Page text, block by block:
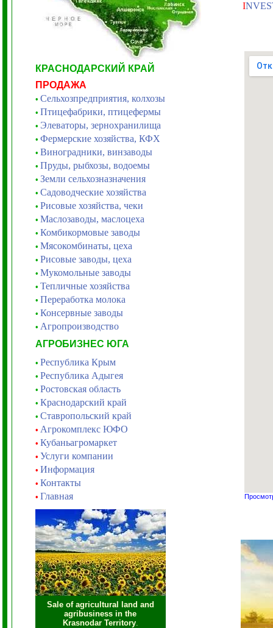
КРАСНОДАРСКИЙ КРАЙ
ПРОДАЖА
• Сельхозпредприятия, колхозы
• Птицефабрики, птицефермы
• Элеваторы, зернохранилища
• Фермерские хозяйства, КФХ
• Виноградники, винзаводы
• Пруды, рыбхозы, водоемы
• Земли сельхозназначения
• Садоводческие хозяйства
• Рисовые хозяйства, чеки
• Маслозаводы, маслоцеха
• Комбикормовые заводы
• Мясокомбинаты, цеха
• Рисовые заводы, цеха
• Мукомольные заводы
• Тепличные хозяйства
• Переработка молока
• Консервные заводы
• Агропроизводство
АГРОБИЗНЕС ЮГА
• Республика Крым
• Республика Адыгея
• Ростовская область
• Краснодарский край
• Ставропольский край
• Агрокомплекс ЮФО
• Кубаньагромаркет
• Услуги компании
• Информация
• Контакты
• Главная
Sale of agricultural land and
agribusiness in the
Krasnodar Territory.
I